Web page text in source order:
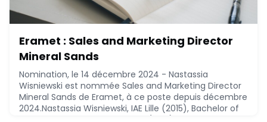
Eramet : Sales and Marketing Director
Mineral Sands
Nomination, le 14 décembre 2024 - Nastassia
Wisniewski est nommée Sales and Marketing Director
Mineral Sands de Eramet, à ce poste depuis décembre
2024.Nastassia Wisniewski, IAE Lille (2015), Bachelor of